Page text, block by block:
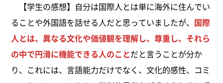
【学生の感想】自分は国際人とは単に海外に住んでい
ることや外国語を話せる人だと思っていましたが、 国際
人とは、異なる文化や価値観を理解し、尊重し、それら
の中で円滑に機能できる人のことだと言うことが分か
り、これには、言語能力だけでなく、文化的感性、コミ